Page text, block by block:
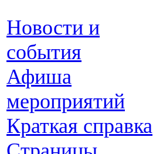
Новости и
события
Афиша
мероприятий
Краткая справка